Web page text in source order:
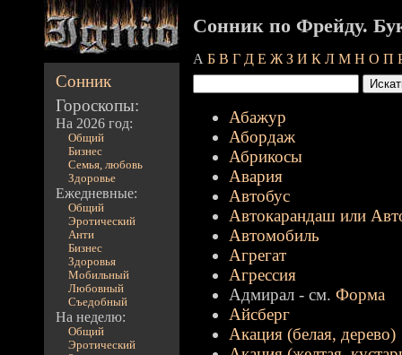
Сонник
Гороскопы:
На 2026 год:
Общий
Бизнес
Семья, любовь
Здоровье
Ежедневные:
Общий
Эротический
Анти
Бизнес
Здоровья
Мобильный
Любовный
Съедобный
На неделю:
Общий
Эротический
Сонник по Фрейду.
А Б В Г Д Е Ж З И К Л М Н О П
Абажур
Абордаж
Абрикосы
Авария
Автобус
Автокарандаш или
Автомобиль
Агрегат
Агрессия
Адмирал - см. Форма
Айсберг
Акация (белая, дерево)